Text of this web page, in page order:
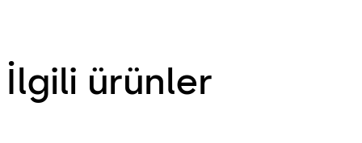
İlgili ürünler